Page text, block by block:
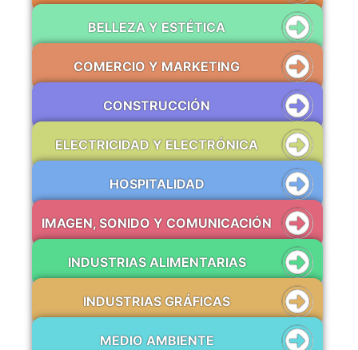
BELLEZA Y ESTÉTICA
COMERCIO Y MARKETING
CONSTRUCCIÓN
ELECTRICIDAD Y ELECTRÓNICA
HOSPITALIDAD
IMAGEN, SONIDO Y COMUNICACIÓN
INDUSTRIAS ALIMENTARIAS
INDUSTRIAS GRÁFICAS
MEDIO AMBIENTE